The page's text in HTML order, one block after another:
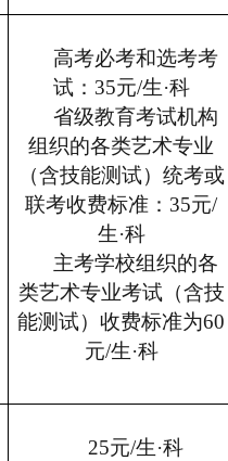
高考必考和选考考
试：35元/生·科
省级教育考试机构
组织的各类艺术专业
（含技能测试）统考或
联考收费标准：35元/
生·科
主考学校组织的各
类艺术专业考试（含技
能测试）收费标准为60
元/生·科
25元/生·科